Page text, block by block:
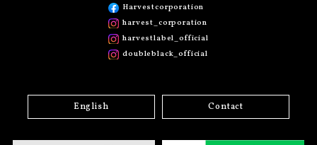
Harvestcorporation
harvest_corporation
harvestlabel_official
doubleblack_official
English Contact